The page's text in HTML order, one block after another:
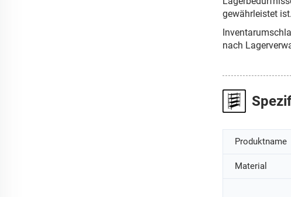
gewährleistet ist.
nach
Produktname
Material